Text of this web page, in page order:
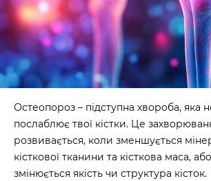
Остеопороз – підступна хвороба, яка
послаблює твої кістки. Це
розвивається, коли зменшується
кісткової тканини та кісткова маса,
змінюється якість чи структура кісток.